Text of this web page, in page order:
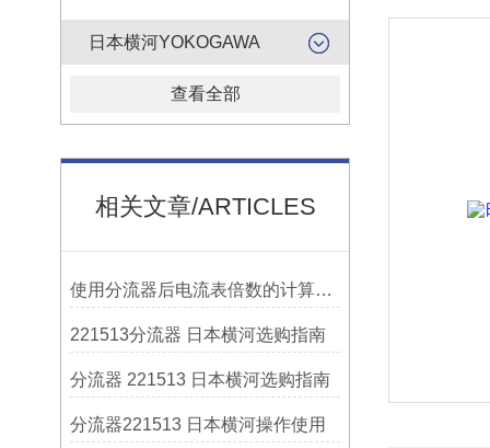
日本横河YOKOGAWA
查看全部
相关文章/ARTICLES
使用分流器后电流表倍数的计算方法
221513分流器 日本横河选购指南
分流器 221513 日本横河选购指南
分流器221513 日本横河操作使用